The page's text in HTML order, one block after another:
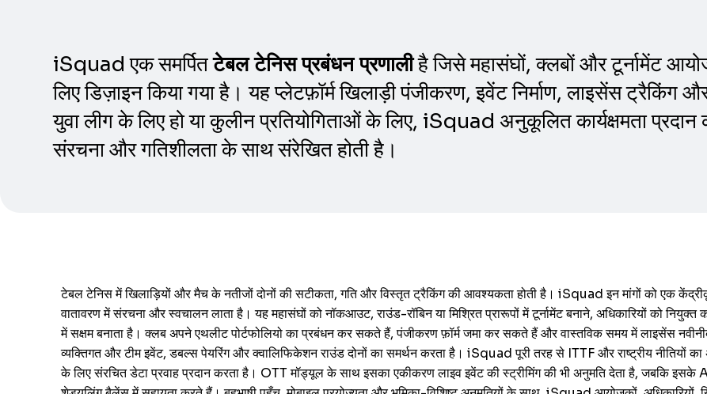
iSquad एक समर्पितटेबल टेनिस प्रबंधन प्रणालीहै जिसे महासंघों, क्लबों और टूर्नामेंट
लिए डिज़ाइन किया गया है। यह प्लेटफ़ॉर्म खिलाड़ी पंजीकरण, इवेंट निर्माण, लाइसेंस ट्रैकिंग
युवा लीग के लिए हो या कुलीन प्रतियोगिताओं के लिए, iSquad अनुकूलित कार्यक्षमता
संरचना और गतिशीलता के साथ संरेखित होती है।
टेबल टेनिस में खिलाड़ियों और मैच के नतीजों दोनों की सटीकता, गति और विस्तृत ट्रैकिंग की आवश्यकता होती है। iSquad इन मांगों को एक
वातावरण में संरचना और स्वचालन लाता है। यह महासंघों को नॉकआउट, राउंड-रॉबिन या मिश्रित प्रारूपों में टूर्नामेंट बनाने, अधिकारियों को
में सक्षम बनाता है। क्लब अपने एथलीट पोर्टफोलियो का प्रबंधन कर सकते हैं, पंजीकरण फ़ॉर्म जमा कर सकते हैं और वास्तविक समय में लाइसेंस
व्यक्तिगत और टीम इवेंट, डबल्स पेयरिंग और क्वालिफिकेशन राउंड दोनों का समर्थन करता है। iSquad पूरी तरह से ITTF और राष्ट्रीय नीतियों
के लिए संरचित डेटा प्रवाह प्रदान करता है। OTT मॉड्यूल के साथ इसका एकीकरण लाइव इवेंट की स्ट्रीमिंग की भी अनुमति देता है, जबकि इसके